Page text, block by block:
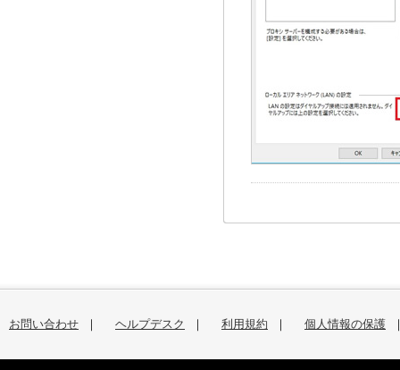
お問い合わせ ｜ ヘルプデスク ｜ 利用規約 ｜ 個人情報の保護